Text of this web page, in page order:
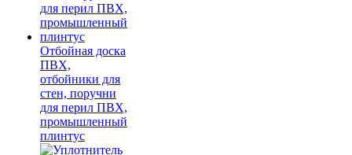
Отбойная доска
ПВХ,
отбойники для
стен, поручни
для перил ПВХ,
промышленный
плинтус